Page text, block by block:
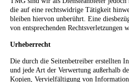
die auf eine rechtswidrige Tätigkeit
bleiben hiervon unberührt. Eine
von entsprechenden Rechtsverletzungen
Urheberrecht
Die durch die Seitenbetreiber erstellten
und jede Art der Verwertung außerhalb
Kopien, Vervielfältigung von